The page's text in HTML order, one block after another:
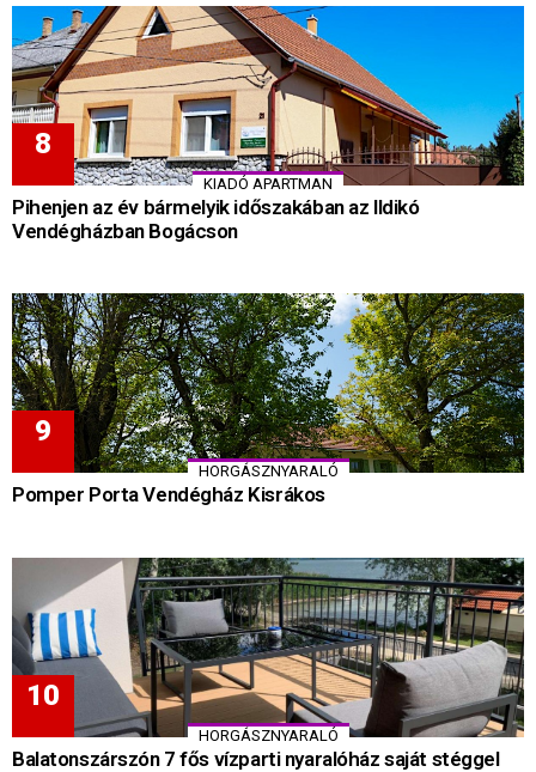
KIADÓ APARTMAN
Pihenjen az év bármelyik időszakában az Ildikó
Vendégházban Bogácson
HORGÁSZNYARALÓ
Pomper Porta Vendégház Kisrákos
HORGÁSZNYARALÓ
Balatonszárszón 7 fős vízparti nyaralóház saját stéggel